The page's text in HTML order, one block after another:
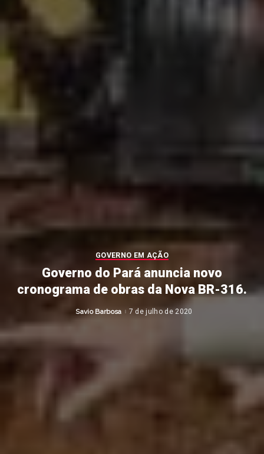
GOVERNO EM AÇÃO
Governo do Pará anuncia novo
cronograma de obras da Nova BR-316.
Posted
Savio Barbosa 7 de julho de 2020